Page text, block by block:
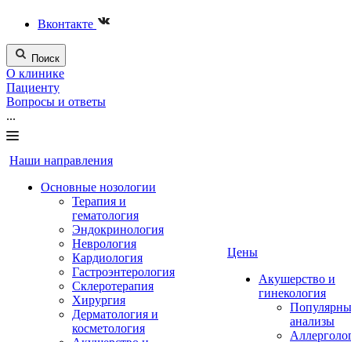
Вконтакте
Поиск
О клинике
Пациенту
Вопросы и ответы
...
Наши направления
Основные нозологии
Терапия и
гематология
Эндокринология
Неврология
Кардиология
Гастроэнтерология
Склеротерапия
Хирургия
Дерматология и
косметология
Цены
Акушерство и
гинекология
анализы